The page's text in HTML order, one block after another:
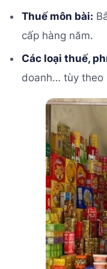
Thuế môn bài:
cấp hàng năm.
Các loại thuế,
doanh… tùy theo